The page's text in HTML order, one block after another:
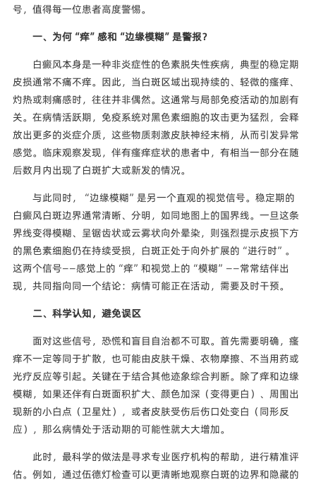
号，值得每一位患者高度警惕。
一、为何“痒”感和“边缘模糊”是警报？
白癜风本身是一种非炎症性的色素脱失性疾病，典型的稳定期
皮损通常不痛不痒。因此，当白斑区域出现持续的、轻微的瘙痒、
灼热或刺痛感时，往往并非偶然。这通常与局部免疫活动的加剧有
关。在病情活跃期，免疫系统对黑色素细胞的攻击更为猛烈，会释
放出更多的炎症介质，这些物质刺激皮肤神经末梢，从而引发异常
感觉。临床观察发现，伴有瘙痒症状的患者中，有相当一部分在随
后数月内出现了白斑扩大或新发的情况。
与此同时，“边缘模糊”是另一个直观的视觉信号。稳定期的
白癜风白斑边界通常清晰、分明，如同地图上的国界线。一旦这条
界线变得模糊、呈锯齿状或云雾状向外晕染，则强烈提示皮损下方
的黑色素细胞仍在持续受损，白斑正处于向外扩展的“进行时”。
这两个信号——感觉上的“痒”和视觉上的“模糊”——常常结伴出
现，共同指向同一个结论：病情可能正在活动，需要及时干预。
二、科学认知，避免误区
面对这些信号，恐慌和盲目自治都不可取。首先需要明确，瘙
痒不一定等同于扩散，也可能由皮肤干燥、衣物摩擦、不当用药或
光疗反应等引起。关键在于结合其他迹象综合判断。除了痒和边缘
模糊，如果还伴有白斑面积扩大、颜色加深（变得更白）、周围出
现新的小白点（卫星灶），或者皮肤受伤后伤口处变白（同形反
应），那么病情处于活动期的可能性就大大增加。
此时，最科学的做法是寻求专业医疗机构的帮助，进行精准评
估。例如，通过伍德灯检查可以更清晰地观察白斑的边界和隐藏的